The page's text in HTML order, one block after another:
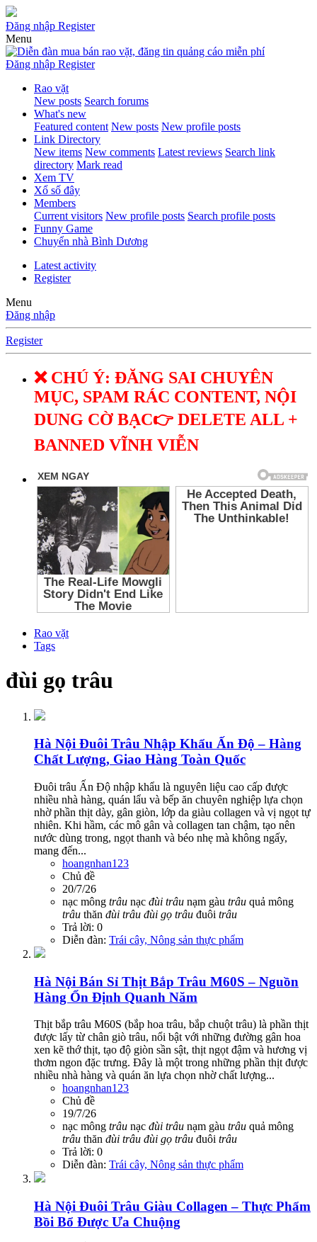
Đăng nhập Register
Menu
Đăng nhập Register
Rao vặt
New posts Search forums
What's new
Featured content New posts New profile posts
Link Directory
New items New comments Latest reviews Search link
directory Mark read
Xem TV
Xổ số đây
Members
Current visitors New profile posts Search profile posts
Funny Game
Chuyển nhà Bình Dương
Latest activity
Register
Menu
Đăng nhập
Register
❌ CHÚ Ý: ĐĂNG SAI CHUYÊN
MỤC, SPAM RÁC CONTENT, NỘI
DUNG CỜ BẠC👉 DELETE ALL +
BANNED VĨNH VIỄN
Rao vặt
Tags
đùi gọ trâu
Hà Nội Đuôi Trâu Nhập Khẩu Ấn Độ – Hàng
Chất Lượng, Giao Hàng Toàn Quốc
Đuôi trâu Ấn Độ nhập khẩu là nguyên liệu cao cấp được
nhiều nhà hàng, quán lẩu và bếp ăn chuyên nghiệp lựa chọn
nhờ phần thịt dày, gân giòn, lớp da giàu collagen và vị ngọt tự
nhiên. Khi hầm, các mô gân và collagen tan chậm, tạo nên
nước dùng trong, ngọt thanh và béo nhẹ mà không ngấy,
mang đến...
hoangnhan123
Chủ đề
20/7/26
nạc mông trâu nạc đùi trâu nạm gàu trâu quả mông
trâu thăn đùi trâu đùi gọ trâu đuôi trâu
Trả lời: 0
Diễn đàn: Trái cây, Nông sản thực phẩm
Hà Nội Bán Sỉ Thịt Bắp Trâu M60S – Nguồn
Hàng Ổn Định Quanh Năm
Thịt bắp trâu M60S (bắp hoa trâu, bắp chuột trâu) là phần thịt
được lấy từ chân giò trâu, nổi bật với những đường gân hoa
xen kẽ thớ thịt, tạo độ giòn sần sật, thịt ngọt đậm và hương vị
thơm ngon đặc trưng. Đây là một trong những phần thịt được
nhiều nhà hàng và quán ăn lựa chọn nhờ chất lượng...
hoangnhan123
Chủ đề
19/7/26
nạc mông trâu nạc đùi trâu nạm gàu trâu quả mông
trâu thăn đùi trâu đùi gọ trâu đuôi trâu
Trả lời: 0
Diễn đàn: Trái cây, Nông sản thực phẩm
Hà Nội Đuôi Trâu Giàu Collagen – Thực Phẩm
Bồi Bổ Được Ưa Chuộng